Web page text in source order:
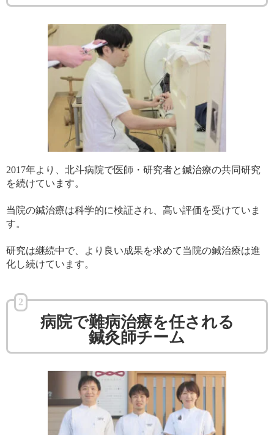
2017年より、北斗病院で医師・研究者と鍼治療の共同研究
を続けています。
当院の鍼治療は科学的に検証され、高い評価を受けていま
す。
研究は継続中で、より良い成果を求めて当院の鍼治療は進
化し続けています。
2
病院で難病治療を任される
鍼灸師チーム